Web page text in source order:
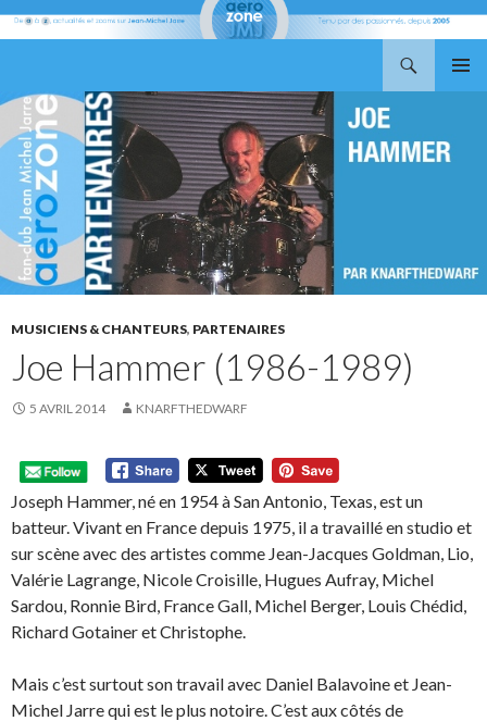
AU
CONTENU
MUSICIENS & CHANTEURS, PARTENAIRES
Joe Hammer (1986-1989)
5 AVRIL 2014 KNARFTHEDWARF
Joseph Hammer, né en 1954 à San Antonio, Texas, est un
batteur. Vivant en France depuis 1975, il a travaillé en studio et
sur scène avec des artistes comme Jean-Jacques Goldman, Lio,
Valérie Lagrange, Nicole Croisille, Hugues Aufray, Michel
Sardou, Ronnie Bird, France Gall, Michel Berger, Louis Chédid,
Richard Gotainer et Christophe.
Mais c’est surtout son travail avec Daniel Balavoine et Jean-
Michel Jarre qui est le plus notoire. C’est aux côtés de